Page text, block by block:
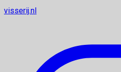
visserij.nl